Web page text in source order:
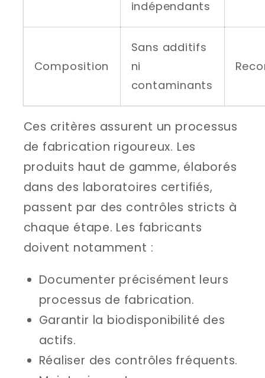
indépendants
Composition
Sans additifs
ni
contaminants
Ces critères assurent un processus
de fabrication rigoureux. Les
produits haut de gamme, élaborés
dans des laboratoires certifiés,
passent par des contrôles stricts à
chaque étape. Les fabricants
doivent notamment :
Documenter précisément leurs
processus de fabrication.
Garantir la biodisponibilité des
actifs.
Réaliser des contrôles fréquents.